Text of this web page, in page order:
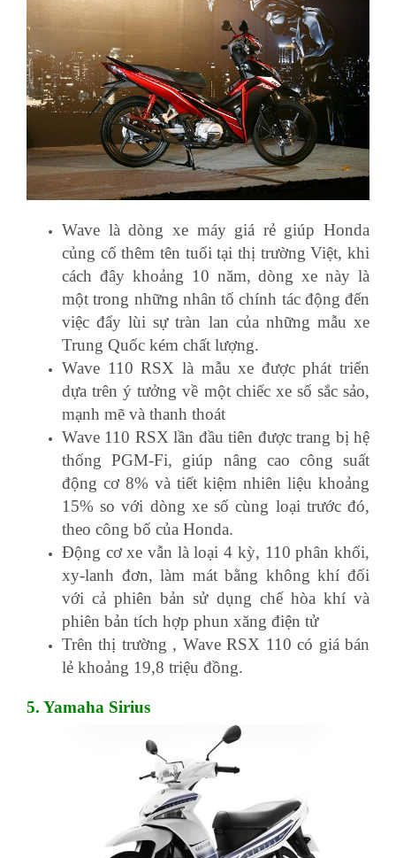
Wave là dòng xe máy giá rẻ giúp Honda
củng cố thêm tên tuổi tại thị trường Việt, khi
cách đây khoảng 10 năm, dòng xe này là
một trong những nhân tố chính tác động đến
việc đẩy lùi sự tràn lan của những mẫu xe
Trung Quốc kém chất lượng.
Wave 110 RSX là mẫu xe được phát triển
dựa trên ý tưởng về một chiếc xe số sắc sảo,
mạnh mẽ và thanh thoát
Wave 110 RSX lần đầu tiên được trang bị hệ
thống PGM-Fi, giúp nâng cao công suất
động cơ 8% và tiết kiệm nhiên liệu khoảng
15% so với dòng xe số cùng loại trước đó,
theo công bố của Honda.
Động cơ xe vẫn là loại 4 kỳ, 110 phân khối,
xy-lanh đơn, làm mát bằng không khí đối
với cả phiên bản sử dụng chế hòa khí và
phiên bản tích hợp phun xăng điện tử
Trên thị trường , Wave RSX 110 có giá bán
lẻ khoảng 19,8 triệu đồng.
5. Yamaha Sirius